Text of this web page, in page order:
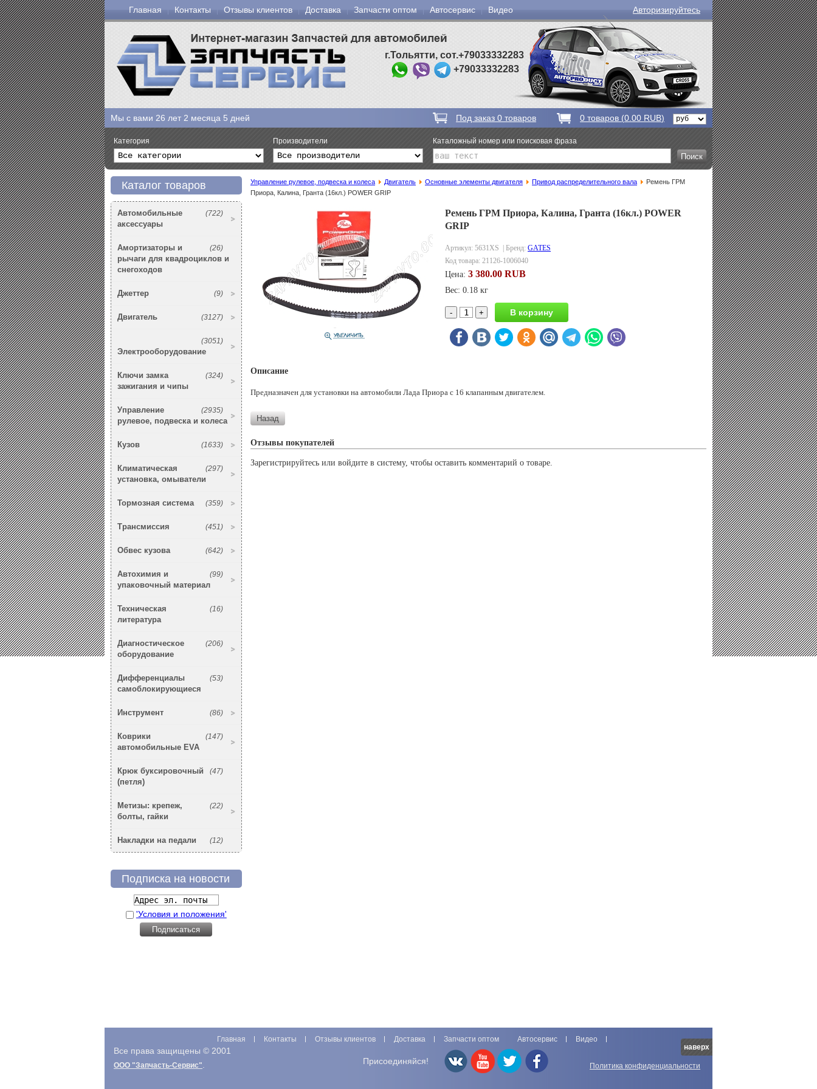
наверх
Главная Контакты Отзывы клиентов Доставка Запчасти оптом Автосервис Видео Авторизируйтесь
г.Тольятти, сот.+79033332283
+79033332283
Мы с вами 26 лет 2 месяца 5 дней Под заказ 0 товаров 0 товаров (0.00 RUB)
Категория Производители Каталожный номер или поисковая фраза
Каталог товаров
(722)
Автомобильные
аксессуары
(26)
Амортизаторы и
рычаги для квадроциклов и
снегоходов
(9)
Джеттер
(3127)
Двигатель
(3051)
Электрооборудование
(324)
Ключи замка
зажигания и чипы
(2935)
Управление
рулевое, подвеска и колеса
(1633)
Кузов
(297)
Климатическая
установка, омыватели
(359)
Тормозная система
(451)
Трансмиссия
(642)
Обвес кузова
(99)
Автохимия и
упаковочный материал
(16)
Техническая
литература
(206)
Диагностическое
оборудование
(53)
Дифференциалы
самоблокирующиеся
(86)
Инструмент
(147)
Коврики
автомобильные EVA
(47)
Крюк буксировочный
(петля)
(22)
Метизы: крепеж,
болты, гайки
(12)
Накладки на педали
Подписка на новости
'Условия и положения'
Управление рулевое, подвеска и колеса Двигатель Основные элементы двигателя Привод распределительного вала
Ремень ГРМ
Приора, Калина, Гранта (16кл.) POWER GRIP
Ремень ГРМ Приора, Калина, Гранта (16кл.) POWER
GRIP
Артикул: 5631XS | Бренд: GATES
Код товара: 21126-1006040
Цена: 3 380.00 RUB
Вес: 0.18 кг
Описание
Предназначен для установки на автомобили Лада Приора с 16 клапанным двигателем.
Отзывы покупателей
Зарегистрируйтесь или войдите в систему, чтобы оставить комментарий о товаре.
Главная Контакты Отзывы клиентов Доставка Запчасти оптом Автосервис Видео
Политика конфиденциальности
Все права защищены © 2001
ООО "Запчасть-Сервис" Присоединяйся!